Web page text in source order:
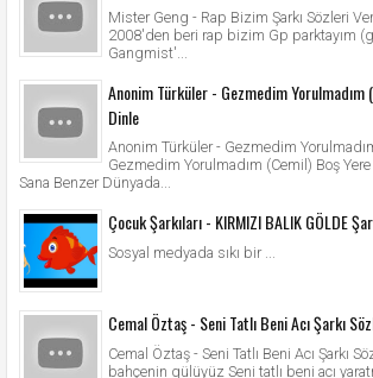
Mister Geng - Rap Bizim Şarkı Sözleri
2008'den beri rap bizim Gp parktayım
Gangmist'...
Anonim Türküler - Gezmedim Yorulmadım
Dinle
Anonim Türküler - Gezmedim
Gezmedim Yorulmadım (Cemil) Boş Yere
Sana Benzer Dünyada...
Çocuk Şarkıları - KIRMIZI BALIK GÖLDE
Sosyal medyada sıkı bir ...
Cemal Öztaş - Seni Tatlı Beni Acı Şarkı
Cemal Öztaş - Seni Tatlı Beni Acı Şarkı
bahçenin gülüyüz Seni tatlı beni acı